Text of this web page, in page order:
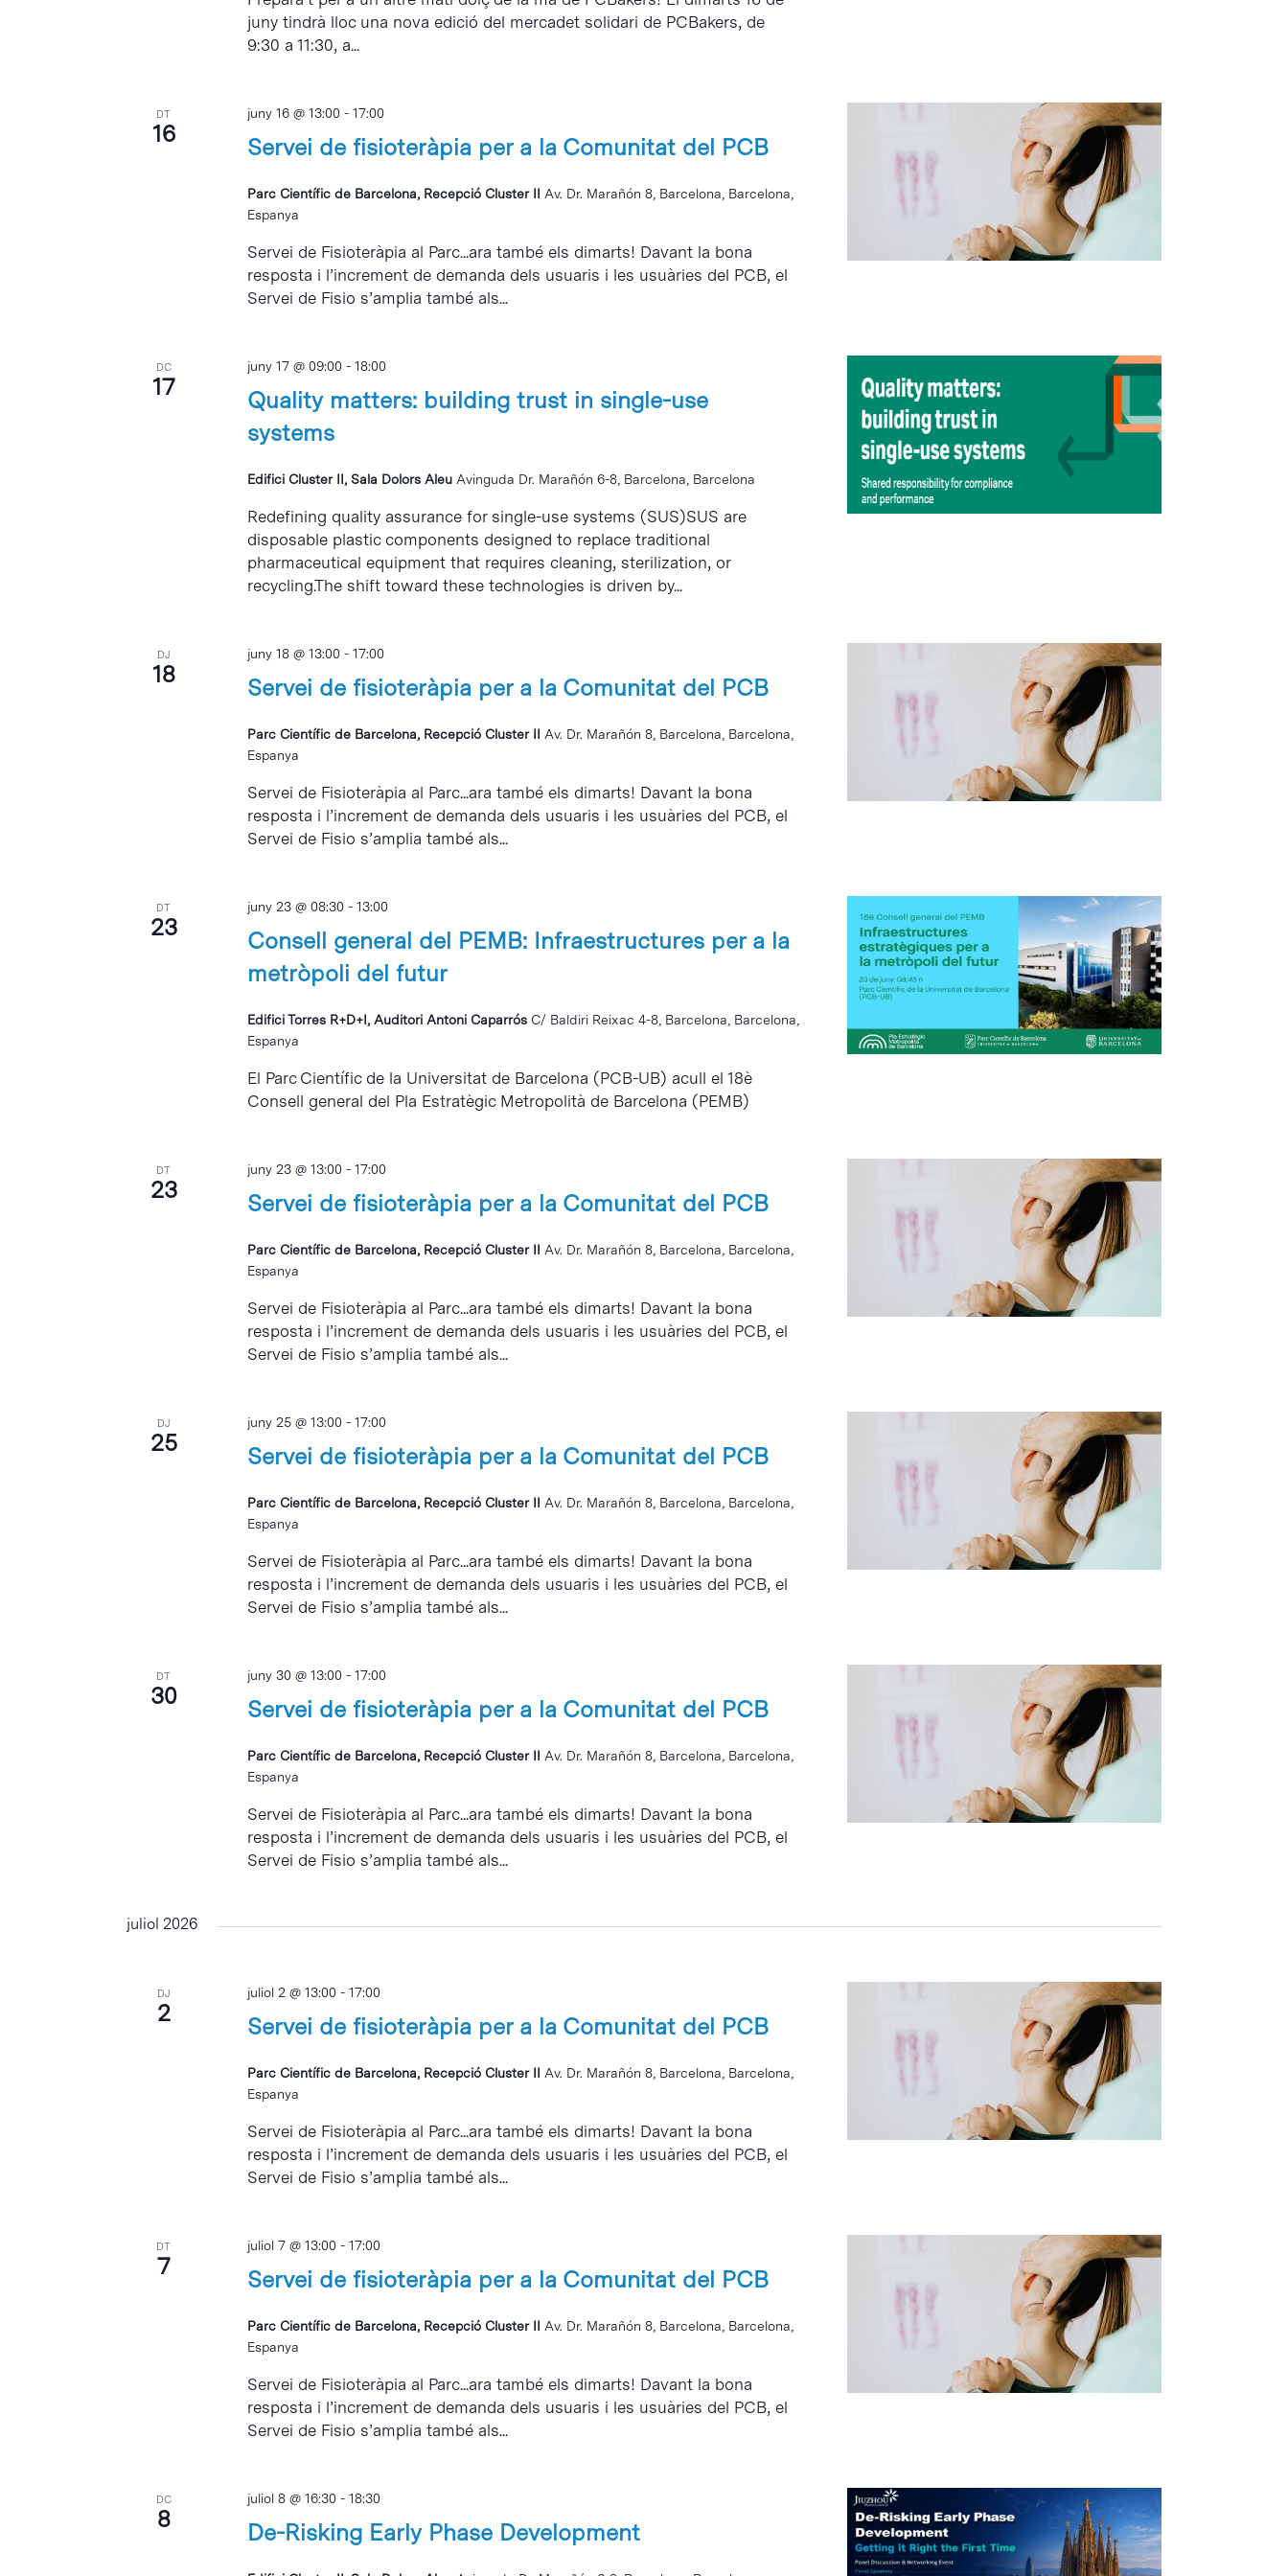
juny tindrà lloc una nova edició del mercadet solidari de PCBakers, de
9:30 a 11:30, a...
DT
16 Servei de fisioteràpia per a la Comunitat del PCB
juny 16 @ 13:00- 17:00
Parc Científic de Barcelona, Recepció Cluster II Av. Dr. Marañón 8, Barcelona, Barcelona,
Espanya
Servei de Fisioteràpia al Parc...ara també els dimarts! Davant la bona
resposta i l’increment de demanda dels usuaris i les usuàries del PCB, el
Servei de Fisio s’amplia també als...
DC
17
Quality matters: building trust in single-use
systems
juny 17 @ 09:00- 18:00
Edifici Cluster II, Sala Dolors Aleu Avinguda Dr. Marañón 6-8, Barcelona, Barcelona
Redefining quality assurance for single-use systems (SUS)SUS are
disposable plastic components designed to replace traditional
pharmaceutical equipment that requires cleaning, sterilization, or
recycling.The shift toward these technologies is driven by...
DJ
18 Servei de fisioteràpia per a la Comunitat del PCB
juny 18 @ 13:00- 17:00
Parc Científic de Barcelona, Recepció Cluster II Av. Dr. Marañón 8, Barcelona, Barcelona,
Espanya
Servei de Fisioteràpia al Parc...ara també els dimarts! Davant la bona
resposta i l’increment de demanda dels usuaris i les usuàries del PCB, el
Servei de Fisio s’amplia també als...
DT
23
Consell general del PEMB: Infraestructures per a la
metròpoli del futur
juny 23 @ 08:30- 13:00
Edifici Torres R+D+I, Auditori Antoni Caparrós C/ Baldiri Reixac 4-8, Barcelona, Barcelona,
Espanya
El Parc Científic de la Universitat de Barcelona (PCB-UB) acull el 18è
Consell general del Pla Estratègic Metropolità de Barcelona (PEMB)
DT
23 Servei de fisioteràpia per a la Comunitat del PCB
juny 23 @ 13:00- 17:00
Parc Científic de Barcelona, Recepció Cluster II Av. Dr. Marañón 8, Barcelona, Barcelona,
Espanya
Servei de Fisioteràpia al Parc...ara també els dimarts! Davant la bona
resposta i l’increment de demanda dels usuaris i les usuàries del PCB, el
Servei de Fisio s’amplia també als...
DJ
25 Servei de fisioteràpia per a la Comunitat del PCB
juny 25 @ 13:00- 17:00
Parc Científic de Barcelona, Recepció Cluster II Av. Dr. Marañón 8, Barcelona, Barcelona,
Espanya
Servei de Fisioteràpia al Parc...ara també els dimarts! Davant la bona
resposta i l’increment de demanda dels usuaris i les usuàries del PCB, el
Servei de Fisio s’amplia també als...
DT
30 Servei de fisioteràpia per a la Comunitat del PCB
juny 30 @ 13:00- 17:00
Parc Científic de Barcelona, Recepció Cluster II Av. Dr. Marañón 8, Barcelona, Barcelona,
Espanya
Servei de Fisioteràpia al Parc...ara també els dimarts! Davant la bona
resposta i l’increment de demanda dels usuaris i les usuàries del PCB, el
Servei de Fisio s’amplia també als...
juliol 2026
DJ
2 Servei de fisioteràpia per a la Comunitat del PCB
juliol 2 @ 13:00- 17:00
Parc Científic de Barcelona, Recepció Cluster II Av. Dr. Marañón 8, Barcelona, Barcelona,
Espanya
Servei de Fisioteràpia al Parc...ara també els dimarts! Davant la bona
resposta i l’increment de demanda dels usuaris i les usuàries del PCB, el
Servei de Fisio s’amplia també als...
DT
7 Servei de fisioteràpia per a la Comunitat del PCB
juliol 7 @ 13:00- 17:00
Parc Científic de Barcelona, Recepció Cluster II Av. Dr. Marañón 8, Barcelona, Barcelona,
Espanya
Servei de Fisioteràpia al Parc...ara també els dimarts! Davant la bona
resposta i l’increment de demanda dels usuaris i les usuàries del PCB, el
Servei de Fisio s’amplia també als...
DC
8 De-Risking Early Phase Development
juliol 8 @ 16:30- 18:30